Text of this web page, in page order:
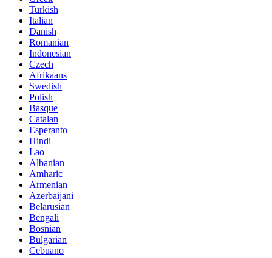
Turkish
Italian
Danish
Romanian
Indonesian
Czech
Afrikaans
Swedish
Polish
Basque
Catalan
Esperanto
Hindi
Lao
Albanian
Amharic
Armenian
Azerbaijani
Belarusian
Bengali
Bosnian
Bulgarian
Cebuano